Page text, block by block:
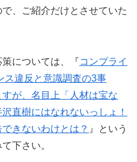
、ご紹介だけとさせていた
については、『コンプライ
ス違反と意識調査の3事
が、名目上「人材は宝な
沢直樹にはなれないっしょ！
きないわけとは？ 』という
下さい。